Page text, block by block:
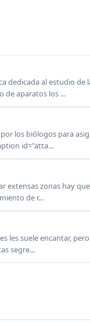
dedicada al estudio de
de aparatos los ...
los biólogos para
id="atta...
extensas zonas hay
de r...
les suele encantar,
segre...